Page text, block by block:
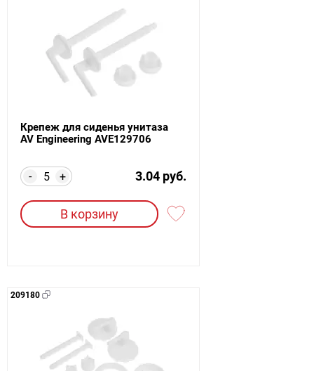
Крепеж для сиденья унитаза
AV Engineering AVE129706
+
- 3.04 руб.
В корзину
209180